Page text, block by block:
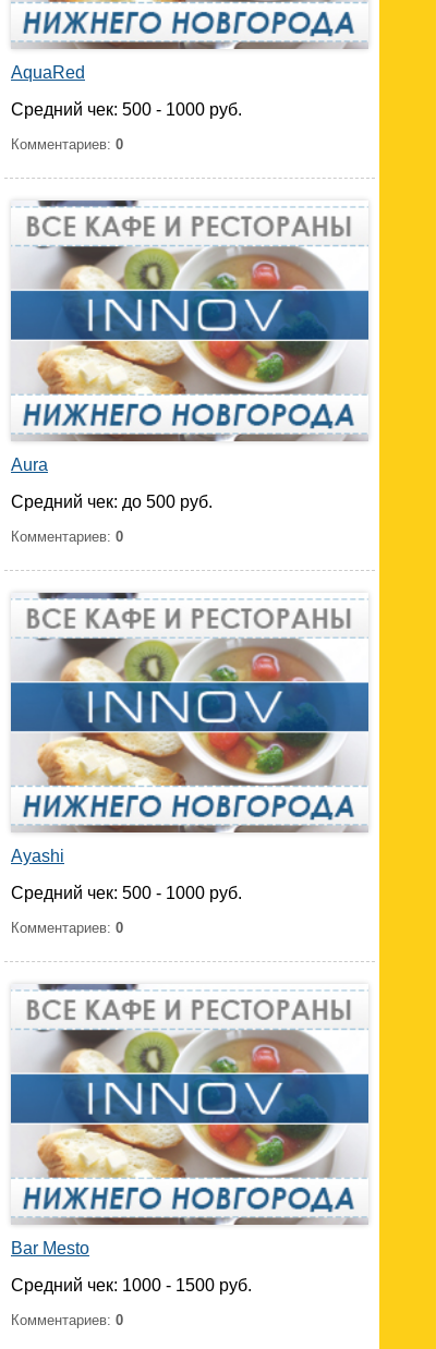
AquaRed
Средний чек: 500 - 1000 руб.
Комментариев: 0
Aura
Средний чек: до 500 руб.
Комментариев: 0
Ayashi
Средний чек: 500 - 1000 руб.
Комментариев: 0
Bar Mesto
Средний чек: 1000 - 1500 руб.
Комментариев: 0